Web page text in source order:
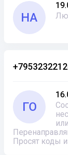
НА
ГО
Просят коды